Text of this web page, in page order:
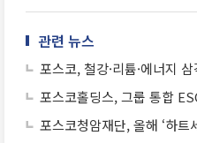
관련 뉴스
포스코, 철강·리튬·에너지
포스코홀딩스, 그룹 통합
포스코청암재단, 올해 ‘하트